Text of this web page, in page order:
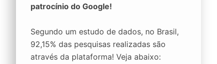
patrocínio do Google!
Segundo um estudo de dados, no Brasil,
92,15% das pesquisas realizadas são
através da plataforma! Veja abaixo: